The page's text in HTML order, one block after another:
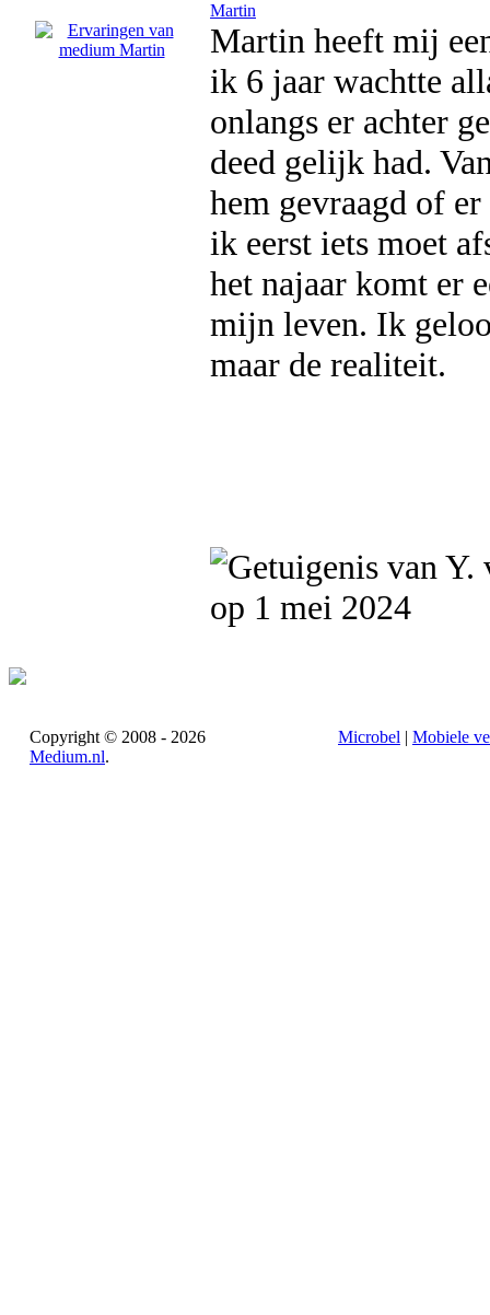
Martin
Martin heeft mij
ik 6 jaar wachtte
onlangs er achter
deed gelijk had.
hem gevraagd of
ik eerst iets moet
het najaar komt er
mijn leven. Ik
maar de realiteit.
op 1 mei 2024
Copyright © 2008 - 2026
Medium.nl.
Microbel | Mobiele